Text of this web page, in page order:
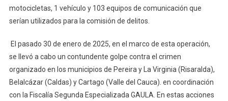
motocicletas, 1 vehículo y 103 equipos de comunicación que
serían utilizados para la comisión de delitos.
El pasado 30 de enero de 2025, en el marco de esta operación,
se llevó a cabo un contundente golpe contra el crimen
organizado en los municipios de Pereira y La Virginia (Risaralda),
Belalcázar (Caldas) y Cartago (Valle del Cauca). en coordinación
con la Fiscalía Segunda Especializada GAULA. En estas acciones